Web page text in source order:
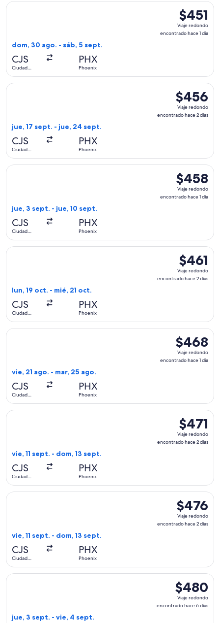
$451
Viaje
redondo,
$451
Viaje redondo
encontrado hace 1 día
dom, 30 ago. - sáb, 5 sept.
CJS
Ciudad
PHX
Phoenix
Seleccionar vuelo de Volaris, con salida el dom, 30 ago.
$456
Viaje
redondo,
$456
Viaje redondo
encontrado hace 2 días
jue, 17 sept. - jue, 24 sept.
CJS
Ciudad
PHX
Phoenix
Seleccionar vuelo de Volaris, con salida el jue, 17 sept.
$458
Viaje
redondo,
$458
Viaje redondo
encontrado hace 1 día
jue, 3 sept. - jue, 10 sept.
CJS
Ciudad
PHX
Phoenix
Seleccionar vuelo de Volaris, con salida el jue, 3 sept.
$461
Viaje
redondo,
$461
Viaje redondo
encontrado hace 2 días
lun, 19 oct. - mié, 21 oct.
CJS
Ciudad
PHX
Phoenix
Seleccionar vuelo de Volaris, con salida el lun, 19 oct.
$468
Viaje
redondo,
$468
Viaje redondo
encontrado hace 1 día
vie, 21 ago. - mar, 25 ago.
CJS
Ciudad
PHX
Phoenix
Seleccionar vuelo de Volaris, con salida el vie, 21 ago.
$471
Viaje
redondo,
$471
Viaje redondo
encontrado hace 2 días
vie, 11 sept. - dom, 13 sept.
CJS
Ciudad
PHX
Phoenix
Seleccionar vuelo de Volaris, con salida el vie, 11 sept.
$476
Viaje
redondo,
$476
Viaje redondo
encontrado hace 2 días
vie, 11 sept. - dom, 13 sept.
CJS
Ciudad
PHX
Phoenix
Seleccionar vuelo de Volaris, con salida el vie, 11 sept.
$480
Viaje
redondo,
$480
Viaje redondo
encontrado hace 6 días
jue, 3 sept. - vie, 4 sept.
Seleccionar vuelo de Volaris, con salida el jue, 3 sept.